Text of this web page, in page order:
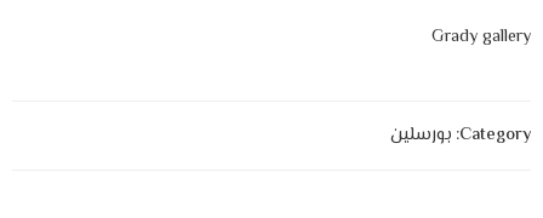
Grady gallery
Category: بورسلين